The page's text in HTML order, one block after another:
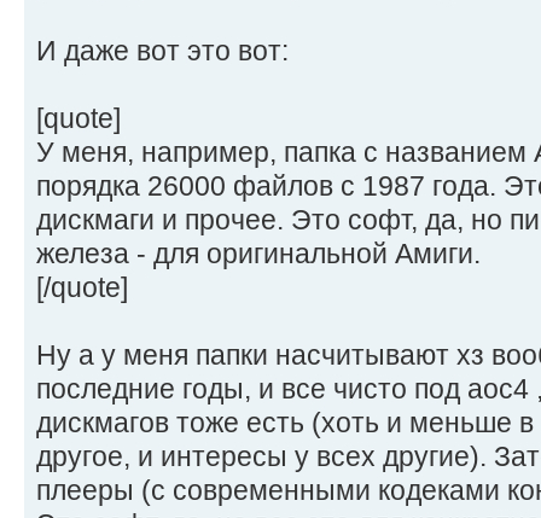
И даже вот это вот:
[quote]
У меня, например, папка с названием
порядка 26000 файлов с 1987 года.
дискмаги и прочее. Это софт, да, но
железа - для оригинальной Амиги.
[/quote]
Ну а у меня папки насчитывают хз
последние годы, и все чисто под аос4
дискмагов тоже есть (хоть и меньше
другое, и интересы у всех другие).
плееры (с современными кодеками